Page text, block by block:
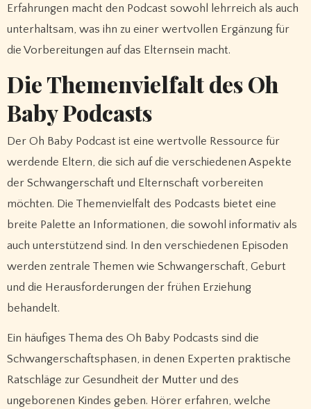
Erfahrungen macht den Podcast sowohl lehrreich als auch
unterhaltsam, was ihn zu einer wertvollen Ergänzung für
die Vorbereitungen auf das Elternsein macht.
Die Themenvielfalt des Oh
Baby Podcasts
Der Oh Baby Podcast ist eine wertvolle Ressource für
werdende Eltern, die sich auf die verschiedenen Aspekte
der Schwangerschaft und Elternschaft vorbereiten
möchten. Die Themenvielfalt des Podcasts bietet eine
breite Palette an Informationen, die sowohl informativ als
auch unterstützend sind. In den verschiedenen Episoden
werden zentrale Themen wie Schwangerschaft, Geburt
und die Herausforderungen der frühen Erziehung
behandelt.
Ein häufiges Thema des Oh Baby Podcasts sind die
Schwangerschaftsphasen, in denen Experten praktische
Ratschläge zur Gesundheit der Mutter und des
ungeborenen Kindes geben. Hörer erfahren, welche